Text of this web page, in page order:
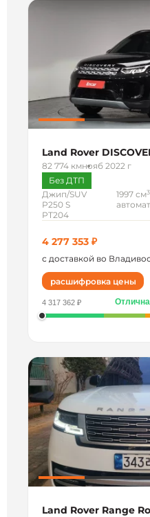
Land Rover
82 774 кмнояб 2022 г
Без ДТП
Джип/SUV
P250 S
PT204
1997 см3
автомат
4 277 353 ₽
с доставкой во
расшифровка цены
4 317 362 ₽
Land Rover Range